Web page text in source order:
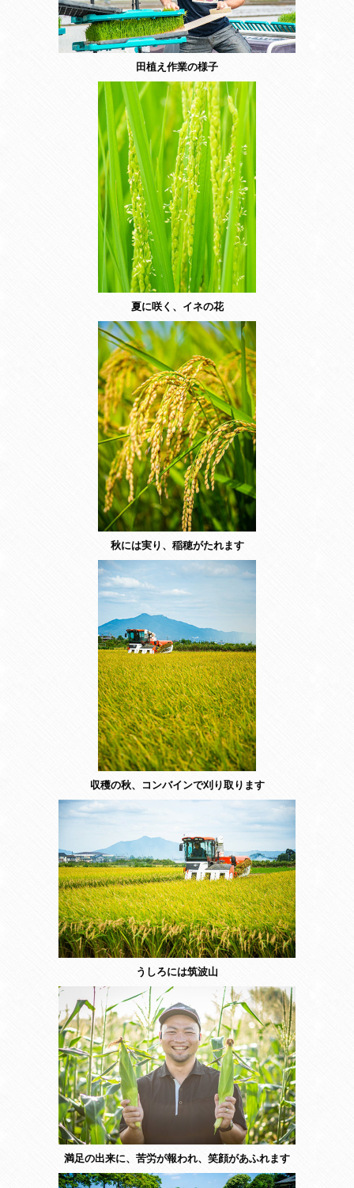
田植え作業の様子
夏に咲く、イネの花
秋には実り、稲穂がたれます
収穫の秋、コンバインで刈り取ります
うしろには筑波山
満足の出来に、苦労が報われ、笑顔があふれます